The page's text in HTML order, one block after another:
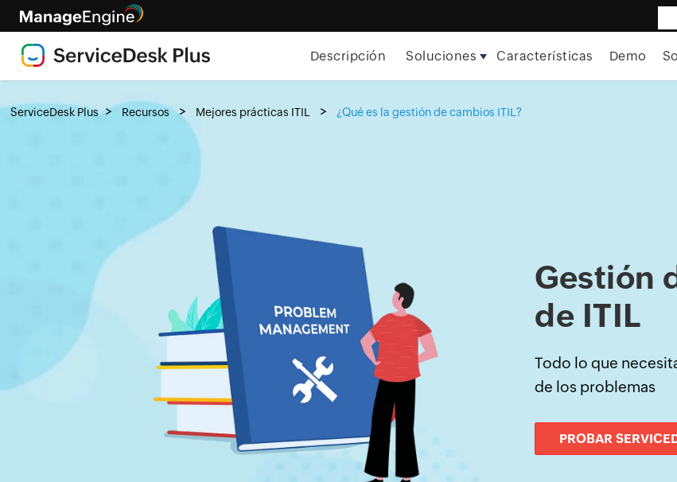
Descripción Soluciones Características Demo
ServiceDesk Plus> Recursos> Mejores prácticas ITIL > ¿Qué es la gestión de cambios ITIL?
Gestión
de ITIL
Todo lo que
de los problemas
PROBAR